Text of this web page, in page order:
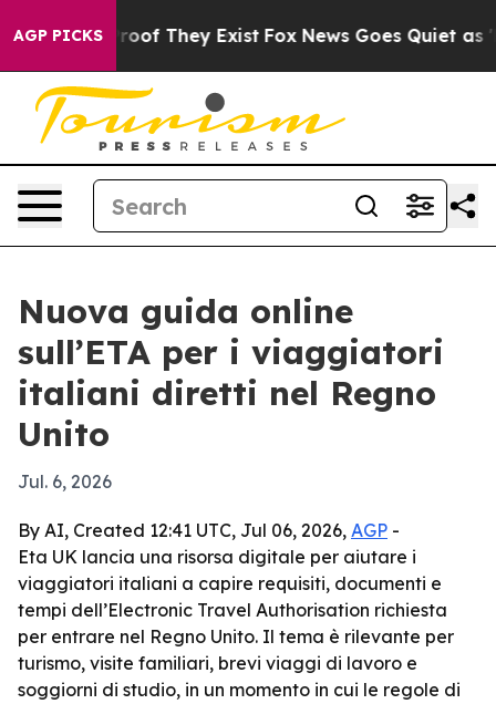
AGP PICKS
no Proof They Exist Fox News Goes Quiet as
Nuova guida online
sull’ETA per i viaggiatori
italiani diretti nel Regno
Unito
Jul. 6, 2026
By AI, Created 12:41 UTC, Jul 06, 2026, AGP -
Eta UK lancia una risorsa digitale per aiutare i
viaggiatori italiani a capire requisiti, documenti e
tempi dell’Electronic Travel Authorisation richiesta
per entrare nel Regno Unito. Il tema è rilevante per
turismo, visite familiari, brevi viaggi di lavoro e
soggiorni di studio, in un momento in cui le regole di